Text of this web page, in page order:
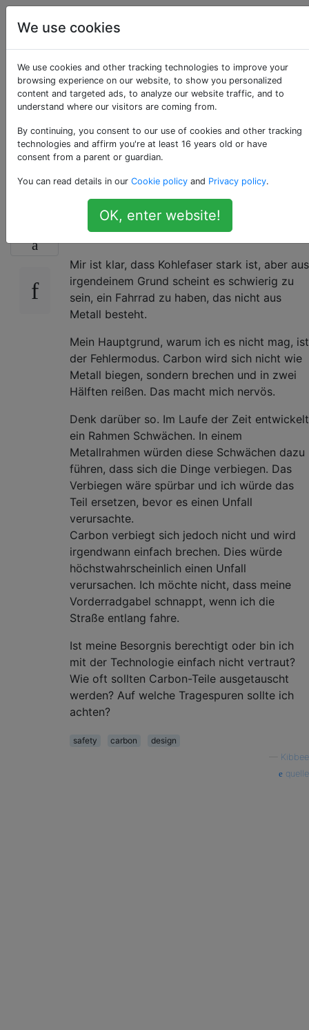
Fahrräder
Carbonräder machen
mich nervös. Können
Sie die Spannung
lindern?
Bin es nur ich oder machen Carbon-Bikes
andere nervös?
Mir ist klar, dass Kohlefaser stark ist, aber aus
irgendeinem Grund scheint es schwierig zu
sein, ein Fahrrad zu haben, das nicht aus
Metall besteht.
Mein Hauptgrund, warum ich es nicht mag, ist
der Fehlermodus. Carbon wird sich nicht wie
Metall biegen, sondern brechen und in zwei
Hälften reißen. Das macht mich nervös.
Denk darüber so. Im Laufe der Zeit entwickelt
ein Rahmen Schwächen. In einem
Metallrahmen würden diese Schwächen dazu
führen, dass sich die Dinge verbiegen. Das
Verbiegen wäre spürbar und ich würde das
Teil ersetzen, bevor es einen Unfall
verursachte.
Carbon verbiegt sich jedoch nicht und wird
irgendwann einfach brechen. Dies würde
höchstwahrscheinlich einen Unfall
verursachen. Ich möchte nicht, dass meine
Vorderradgabel schnappt, wenn ich die
Straße entlang fahre.
Ist meine Besorgnis berechtigt oder bin ich
mit der Technologie einfach nicht vertraut?
Wie oft sollten Carbon-Teile ausgetauscht
werden? Auf welche Tragespuren sollte ich
achten?
safety carbon
design
Kibbee
quelle
We use cookies
We use cookies and other tracking technologies to improve your
browsing experience on our website, to show you personalized
content and targeted ads, to analyze our website traffic, and to
understand where our visitors are coming from.
By continuing, you consent to our use of cookies and other tracking
technologies and affirm you're at least 16 years old or have
consent from a parent or guardian.
You can read details in our Cookie policy and Privacy policy.
OK, enter website!